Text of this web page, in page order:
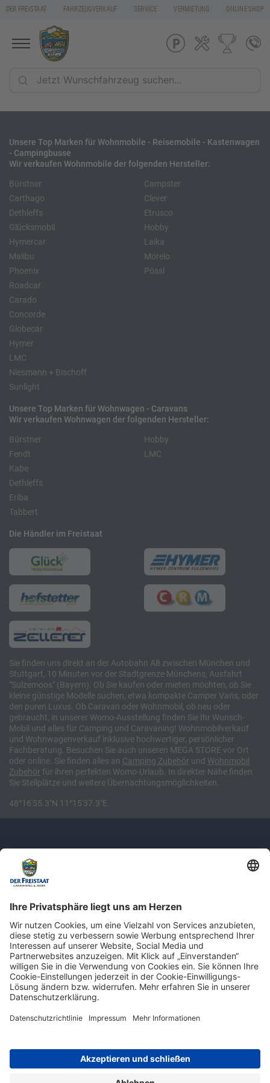
DER FREISTAAT FAHRZEUGVERKAUF SERVICE VERMIETUNG ONLINE SHOP
Unsere Top Marken für Wohnmobile - Reisemobile - Kastenwagen
- Campingbusse
Wir verkaufen Wohnmobile der folgenden Hersteller:
Bürstner
Carthago
Dethleffs
Glücksmobil
Hymercar
Malibu
Phoenix
Roadcar
Campster
Clever
Etrusco
Hobby
Laika
Morelo
Pössl
Carado
Concorde
Globecar
Hymer
LMC
Niesmann + Bischoff
Sunlight
Unsere Top Marken für Wohnwagen - Caravans
Wir verkaufen Wohnwagen der folgenden Hersteller:
Bürstner
Fendt
Kabe
Hobby
LMC
Dethleffs
Eriba
Tabbert
Die Händler im Freistaat
Sie finden uns direkt an der Autobahn A8 zwischen München und
Stuttgart, 10 Minuten vor der Stadtgrenze Münchens, Ausfahrt
"Sulzemoos" (Bayern). Ob Sie kaufen oder mieten möchten, ob Sie
kleine günstige Modelle suchen, etwa kompakte Camper Vans, oder
den puren Luxus. Ob Caravan oder Wohnmobil, ob neu oder
gebraucht, in unserer Womo-Ausstellung finden Sie Ihr Wunsch-
Mobil und alles für Camping und Caravaning! Wohnmobilverkauf
und Wohnwagenverkauf inklusive hochwertiger, persönlicher
Fachberatung. Besuchen Sie auch unseren MEGA STORE vor Ort
oder online. Sie finden alles an Camping Zubehör und Wohnmobil
Zubehör für ihren perfekten Womo-Urlaub. In direkter Nähe finden
Sie Stellplätze und weitere Übernachtungsmöglichkeiten.
48°16'55.3"N 11°15'37.3"E
Newsletter: Jetzt auf
shop.derfreistaat.de anmelden und
einen 5€ Gutschein für unseren Online-
Shop erhalten!*
Impressum Datenschutz Barrierefreiheit